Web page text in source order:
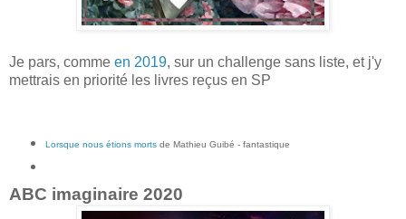
Je pars, comme en 2019, sur un challenge sans liste, et j'y
mettrais en priorité les livres reçus en SP
Lorsque nous étions mortsde Mathieu Guibé - fantastique
ABC imaginaire 2020